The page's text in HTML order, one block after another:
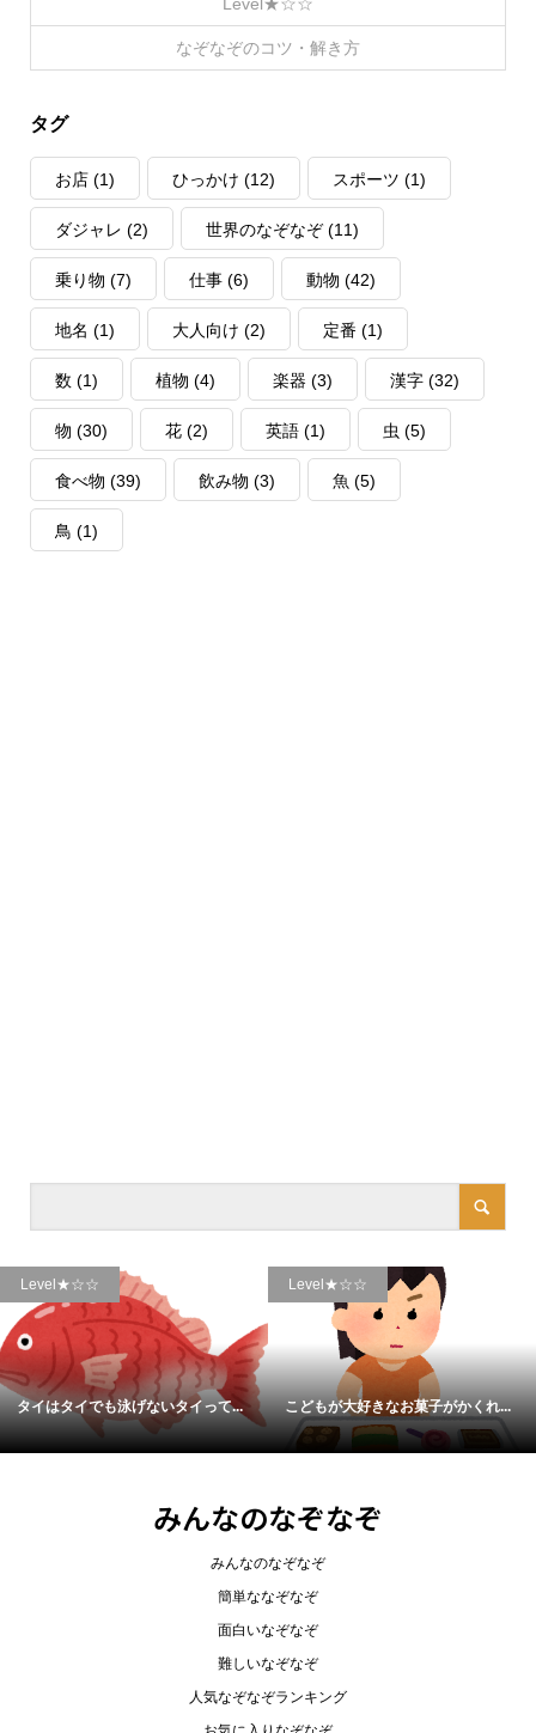
Level★☆☆
なぞなぞのコツ・解き方
タグ
お店(1) ひっかけ (12) スポーツ (1)
ダジャレ (2) 世界のなぞなぞ(11)
乗り物 (7) 仕事(6) 動物 (42)
地名 (1) 大人向け (2) 定番 (1)
数 (1) 植物 (4) 楽器 (3) 漢字(32)
物 (30) 花(2) 英語(1) 虫 (5)
食べ物 (39) 飲み物 (3) 魚 (5)
鳥 (1)
Level★☆☆
タイはタイでも泳げないタイって...
Level★☆☆
こどもが大好きなお菓子がかくれ...
みんなのなぞなぞ
みんなのなぞなぞ
簡単ななぞなぞ
面白いなぞなぞ
難しいなぞなぞ
人気なぞなぞランキング